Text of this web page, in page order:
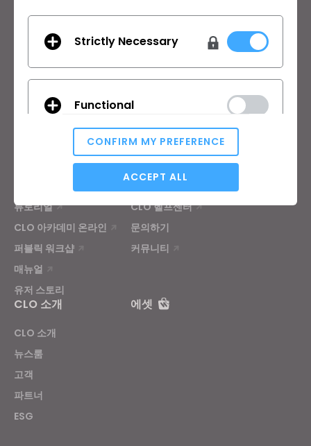
다운로드
기업
개인 및 학생
채용정보
CLO-Vise
CLO-SET
튜토리얼
CLO 아카데미 온라인
퍼블릭 워크샵
매뉴얼
유저 스토리
고객지원
CLO 헬프센터
문의하기
커뮤니티
CLO 소개
CLO 소개
뉴스룸
고객
파트너
ESG
에셋
Strictly Necessary
Functional
Analytical / Performance
Targeting
If you reject all, some features might not function
properly.
CONFIRM MY PREFERENCE
ACCEPT ALL